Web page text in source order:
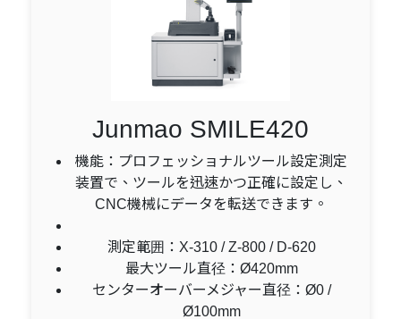
Junmao SMILE420
機能：プロフェッショナルツール設定測定
装置で、ツールを迅速かつ正確に設定し、
CNC機械にデータを転送できます。
測定範囲：X-310 / Z-800 / D-620
最大ツール直径：Ø420mm
センターオーバーメジャー直径：Ø0 /
Ø100mm